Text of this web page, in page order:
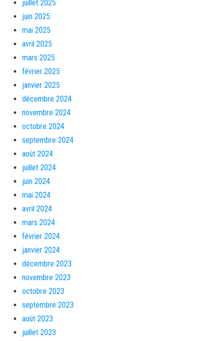
juillet 2025
juin 2025
mai 2025
avril 2025
mars 2025
février 2025
janvier 2025
décembre 2024
novembre 2024
octobre 2024
septembre 2024
août 2024
juillet 2024
juin 2024
mai 2024
avril 2024
mars 2024
février 2024
janvier 2024
décembre 2023
novembre 2023
octobre 2023
septembre 2023
août 2023
juillet 2023